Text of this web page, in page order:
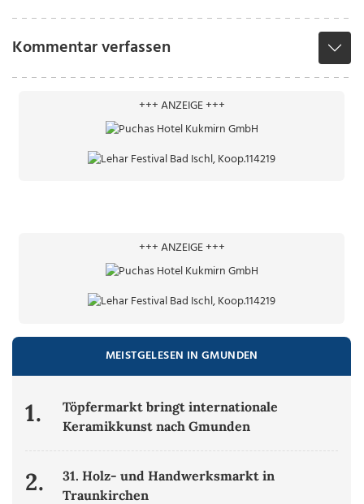
Kommentar verfassen
+++ ANZEIGE +++
+++ ANZEIGE +++
MEISTGELESEN IN GMUNDEN
1.
Töpfermarkt bringt internationale
Keramikkunst nach Gmunden
2.
31. Holz- und Handwerksmarkt in
Traunkirchen